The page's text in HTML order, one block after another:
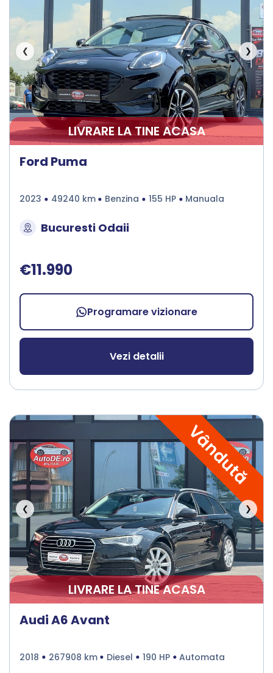
❮ ❯
LIVRARE LA TINE ACASA
Ford Puma
2023 49240 km Benzina 155 HP Manuala
Bucuresti Odaii
€11.990
Programare vizionare
Vezi detalii
Vândută
❮ ❯
LIVRARE LA TINE ACASA
Audi A6 Avant
2018 267908 km Diesel 190 HP Automata